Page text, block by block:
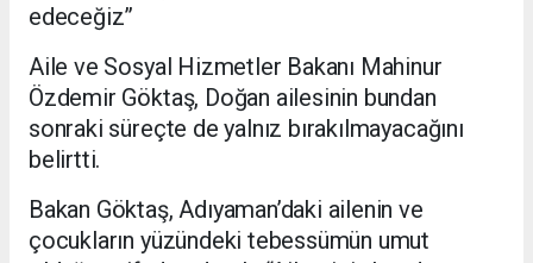
edeceğiz”
Aile ve Sosyal Hizmetler Bakanı Mahinur
Özdemir Göktaş, Doğan ailesinin bundan
sonraki süreçte de yalnız bırakılmayacağını
belirtti.
Bakan Göktaş, Adıyaman’daki ailenin ve
çocukların yüzündeki tebessümün umut